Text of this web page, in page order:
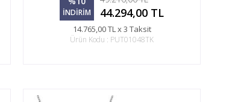
İNDİRİM 44.294,00 TL
14.765,00 TL x 3 Taksit
Ürün Kodu : PUT01048TK